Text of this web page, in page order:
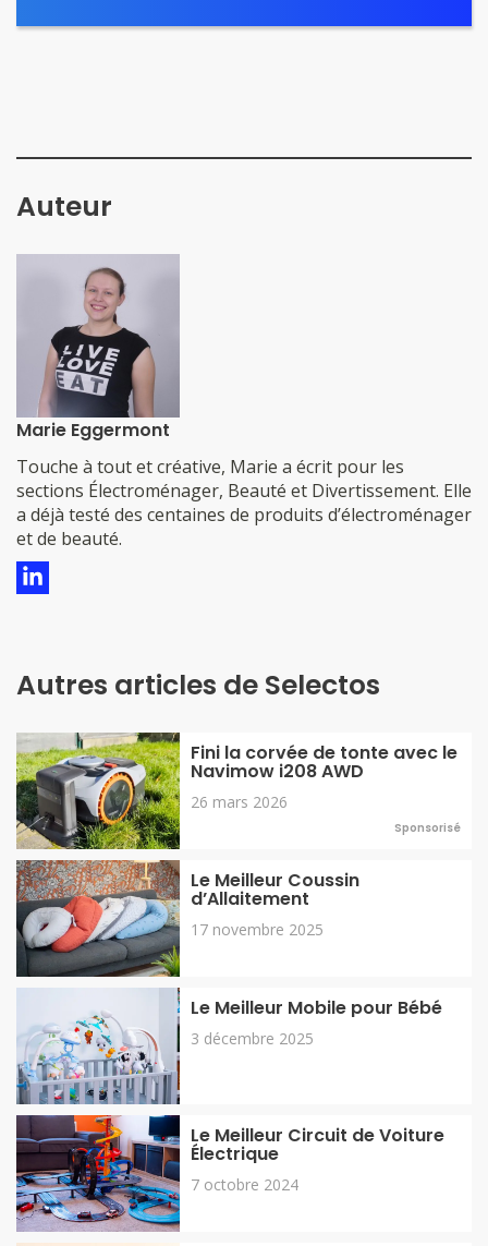
Auteur
Marie Eggermont
​​​​​​​​Touche à tout et créative, Marie a écrit pour les
sections Électroménager, Beauté et Divertissement. Elle
a déjà testé des centaines de produits d’électroménager
et de beauté.
Autres articles de Selectos
Sponsorisé
Fini la corvée de tonte avec le
Navimow i208 AWD
26 mars 2026
Le Meilleur Coussin
d’Allaitement
17 novembre 2025
Le Meilleur Mobile pour Bébé
3 décembre 2025
Le Meilleur Circuit de Voiture
Électrique
7 octobre 2024